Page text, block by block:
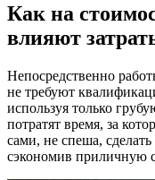
Как на
влияют
Непосредственно
не требуют
используя только
потратят время, за
сами, не спеша,
сэкономив приличную